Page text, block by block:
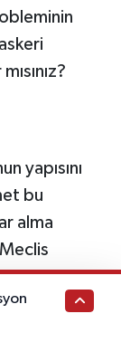
yapısını
bu
alma
Meclis
Yani o
bir karar